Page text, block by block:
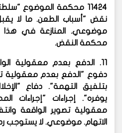
11424 محكمة الموضوع
نقض "أسباب الطعن. ما لا
موضوعي. المنازعة في هذا
محكمة النقض.
11. الدفع بعدم معقولية الواقعة وتلفيق التهمة
دفوع "الدفع بعدم معقولية
بتلفيق التهمة". دفاع
يوفره". إجراءات "إجراءات
معقولية تصوير الواقعة
الاتهام. موضوعي. لا يستوجب